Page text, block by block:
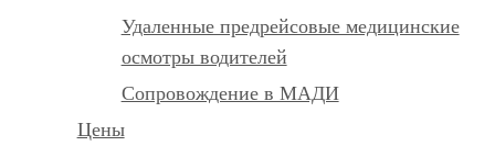
Удаленные предрейсовые медицинские
осмотры водителей
Сопровождение в МАДИ
Цены